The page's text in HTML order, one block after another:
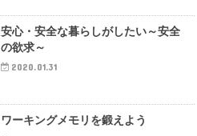
安心・安全な暮らしがしたい～安全
の欲求～
2020.01.31
ワーキングメモリを鍛えよう